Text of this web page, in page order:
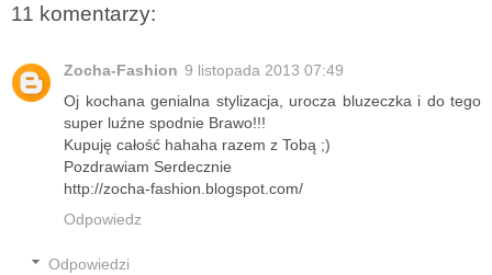
11 komentarzy:
Zocha-Fashion 9 listopada 2013 07:49
Oj kochana genialna stylizacja, urocza bluzeczka i do tego
super luźne spodnie Brawo!!!
Kupuję całość hahaha razem z Tobą ;)
Pozdrawiam Serdecznie
http://zocha-fashion.blogspot.com/
Odpowiedz
Odpowiedzi